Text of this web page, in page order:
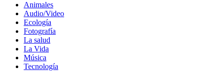
Animales
Audio/Video
Ecología
Fotografía
La salud
La Vida
Música
Tecnología